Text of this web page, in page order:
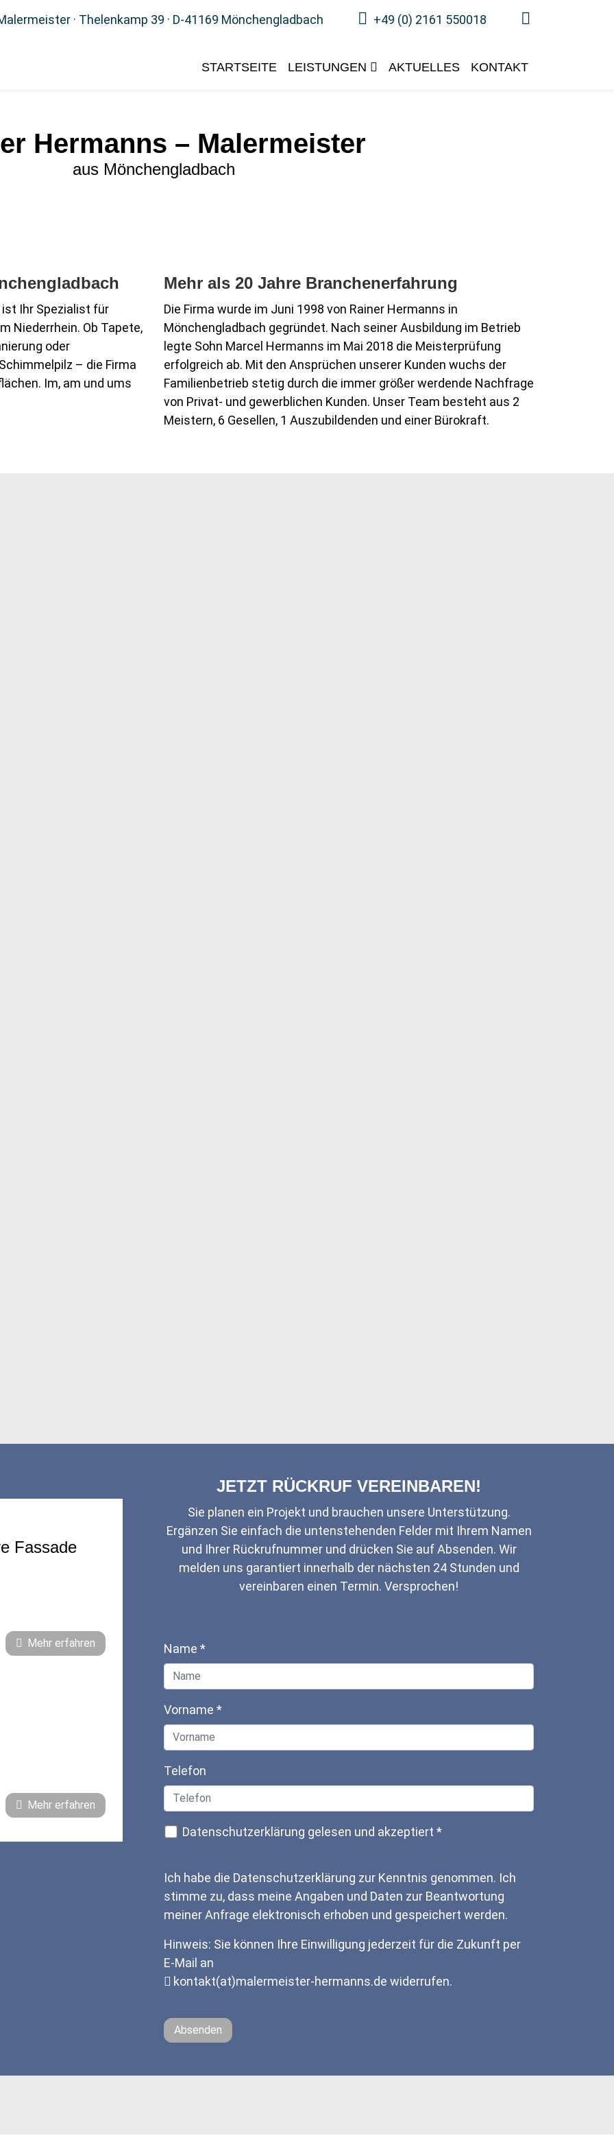
· Thelenkamp 39 · D-41169 Mönchengladbach +49 (0) 2161 550018
STARTSEITE LEISTUNGEN AKTUELLES KONTAKT
Hermanns – Malermeister
aus Mönchengladbach
ist Ihr Spezialist für
Niederrhein. Ob Tapete,
oder
– die Firma
Im, am und ums
Mehr als 20 Jahre Branchenerfahrung
Die Firma wurde im Juni 1998 von Rainer Hermanns in
Mönchengladbach gegründet. Nach seiner Ausbildung im Betrieb
legte Sohn Marcel Hermanns im Mai 2018 die Meisterprüfung
erfolgreich ab. Mit den Ansprüchen unserer Kunden wuchs der
Familienbetrieb stetig durch die immer größer werdende Nachfrage
von Privat- und gewerblichen Kunden. Unser Team besteht aus 2
Meistern, 6 Gesellen, 1 Auszubildenden und einer Bürokraft.
Fassade
Mehr erfahren
Mehr erfahren
JETZT RÜCKRUF VEREINBAREN!
Sie planen ein Projekt und brauchen unsere Unterstützung.
Ergänzen Sie einfach die untenstehenden Felder mit Ihrem Namen
und Ihrer Rückrufnummer und drücken Sie auf Absenden. Wir
melden uns garantiert innerhalb der nächsten 24 Stunden und
vereinbaren einen Termin. Versprochen!
Name *
Vorname *
Telefon
Datenschutzerklärung gelesen und akzeptiert *
Ich habe die Datenschutzerklärung zur Kenntnis genommen. Ich
stimme zu, dass meine Angaben und Daten zur Beantwortung
meiner Anfrage elektronisch erhoben und gespeichert werden.
Hinweis: Sie können Ihre Einwilligung jederzeit für die Zukunft per
E-Mail an
kontakt(at)malermeister-hermanns.de widerrufen.
Absenden